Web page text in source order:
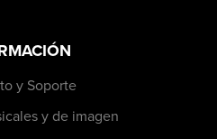
y Soporte
y de imagen